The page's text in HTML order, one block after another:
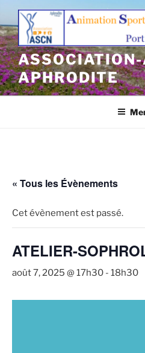
Aller
contenu
principal
APHRODITE
« Tous les Évènements
Cet évènement est passé.
ATELIER-
août 7, 2025 @ 17h30 - 18h30